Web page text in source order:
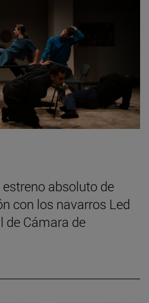
absoluto de
con los navarros Led
de Cámara de